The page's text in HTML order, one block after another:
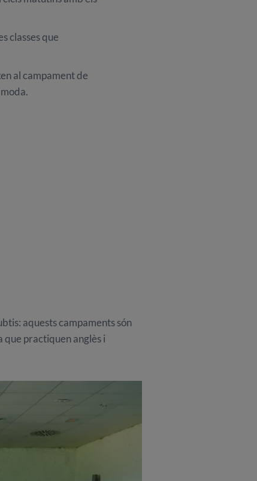
classes que
al campament de
aquests campaments són
que practiquen anglès i